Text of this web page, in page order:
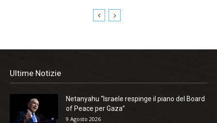
Ultime Notizie
Netanyahu “Israele respinge il piano del Board
of Peace per Gaza”
9 Agosto 2026